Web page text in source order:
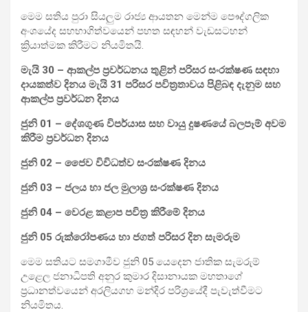
මෙම සතිය පුරා සියලුම රාජ්‍ය ආයතන මෙන්ම පෞද්ගලික
අංශයේද සහභාගිත්වයෙන් පහත සඳහන් වැඩසටහන්
ක්‍රියාත්මක කිරීමට නියමිතයි.
මැයි 30 – ආකල්ප ප්‍රවර්ධනය තුළින් පරිසර සංරක්ෂණ සඳහා
දායකත්ව දිනය මැයි 31 පරිසර පවිත්‍රතාවය පිළිබඳ දැනුම සහ
ආකල්ප ප්‍රවර්ධන දිනය
ජුනි 01 – දේශගුණ විපර්යාස සහ වායු දුෂණයේ බලපෑම් අවම
කිරීම ප්‍රවර්ධන දිනය
ජුනි 02 – ජෛව විවිධත්ව සංරක්ෂණ දිනය
ජුනි 03 – ජලය හා ජල මුලාශ්‍ර සංරක්ෂණ දිනය
ජුනි 04 – වෙරළ කළාප පවිත්‍ර කිරීමේ දිනය
ජුනි 05 රුක්රෝපණය හා ජගත් පරිසර දින සැමරුම
මෙම සතියට සමගාමීව ජුනි 05 යෙදෙන ජාතික සැමරුම්
උළෙල ජනාධිපති අනුර කුමාර දිසානායක මහතාගේ
ප්‍රධානත්වයෙන් අරලියගහ මන්දිර පරිශ්‍රයේදී පැවැත්වීමට
නියමිතය.